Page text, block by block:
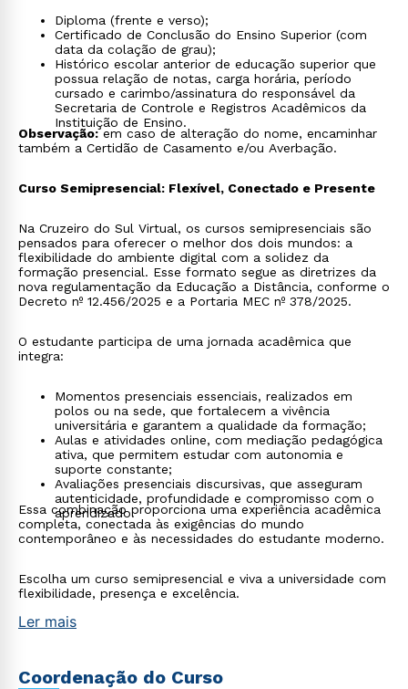
Diploma (frente e verso);
Certificado de Conclusão do Ensino Superior (com
data da colação de grau);
Histórico escolar anterior de educação superior que
possua relação de notas, carga horária, período
cursado e carimbo/assinatura do responsável da
Secretaria de Controle e Registros Acadêmicos da
Instituição de Ensino.
Observação:em caso de alteração do nome, encaminhar
também a Certidão de Casamento e/ou Averbação.
Curso Semipresencial: Flexível, Conectado e Presente
Na Cruzeiro do Sul Virtual, os cursos semipresenciais são
pensados para oferecer o melhor dos dois mundos: a
flexibilidade do ambiente digital com a solidez da
formação presencial. Esse formato segue as diretrizes da
nova regulamentação da Educação a Distância, conforme o
Decreto nº 12.456/2025 e a Portaria MEC nº 378/2025.
O estudante participa de uma jornada acadêmica que
integra:
Momentos presenciais essenciais, realizados em
polos ou na sede, que fortalecem a vivência
universitária e garantem a qualidade da formação;
Aulas e atividades online, com mediação pedagógica
ativa, que permitem estudar com autonomia e
suporte constante;
Avaliações presenciais discursivas, que asseguram
autenticidade, profundidade e compromisso com o
aprendizado.
Essa combinação proporciona uma experiência acadêmica
completa, conectada às exigências do mundo
contemporâneo e às necessidades do estudante moderno.
Escolha um curso semipresencial e viva a universidade com
flexibilidade, presença e excelência.
Ler mais
Coordenação do Curso